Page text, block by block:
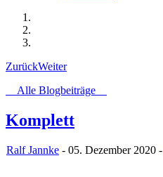
ZurückWeiter
Alle Blogbeiträge
Komplett
Ralf Jannke - 05. Dezember 2020 -